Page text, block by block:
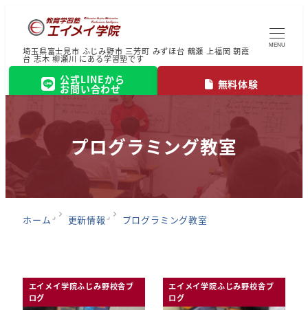
埼玉県富士見市 ふじみ野市 三芳町 みずほ台 鶴瀬 上福岡 朝霞
台 志木 柳瀬川 にある学習塾です
公式LINEから
お問い合わせ 無料体験
MENU
プログラミング教室
ホーム 更新情報 プログラミング教室
エイメイ学院ふじみ野校舎ブ
ログ
エイメイ学院ふじみ野校舎ブ
ログ